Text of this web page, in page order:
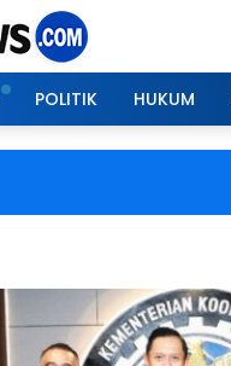
POLITIK HUKUM